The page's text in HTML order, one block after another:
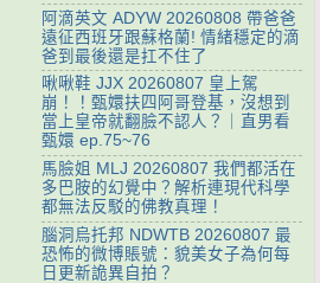
阿滴英文 ADYW 20260808 帶爸爸
遠征西班牙跟蘇格蘭! 情緒穩定的滴
爸到最後還是扛不住了
啾啾鞋 JJX 20260807 皇上駕
崩！！甄嬛扶四阿哥登基，沒想到
當上皇帝就翻臉不認人？｜直男看
甄嬛 ep.75~76
馬臉姐 MLJ 20260807 我們都活在
多巴胺的幻覺中？解析連現代科學
都無法反駁的佛教真理！
腦洞烏托邦 NDWTB 20260807 最
恐怖的微博賬號：貌美女子為何每
日更新詭異自拍？